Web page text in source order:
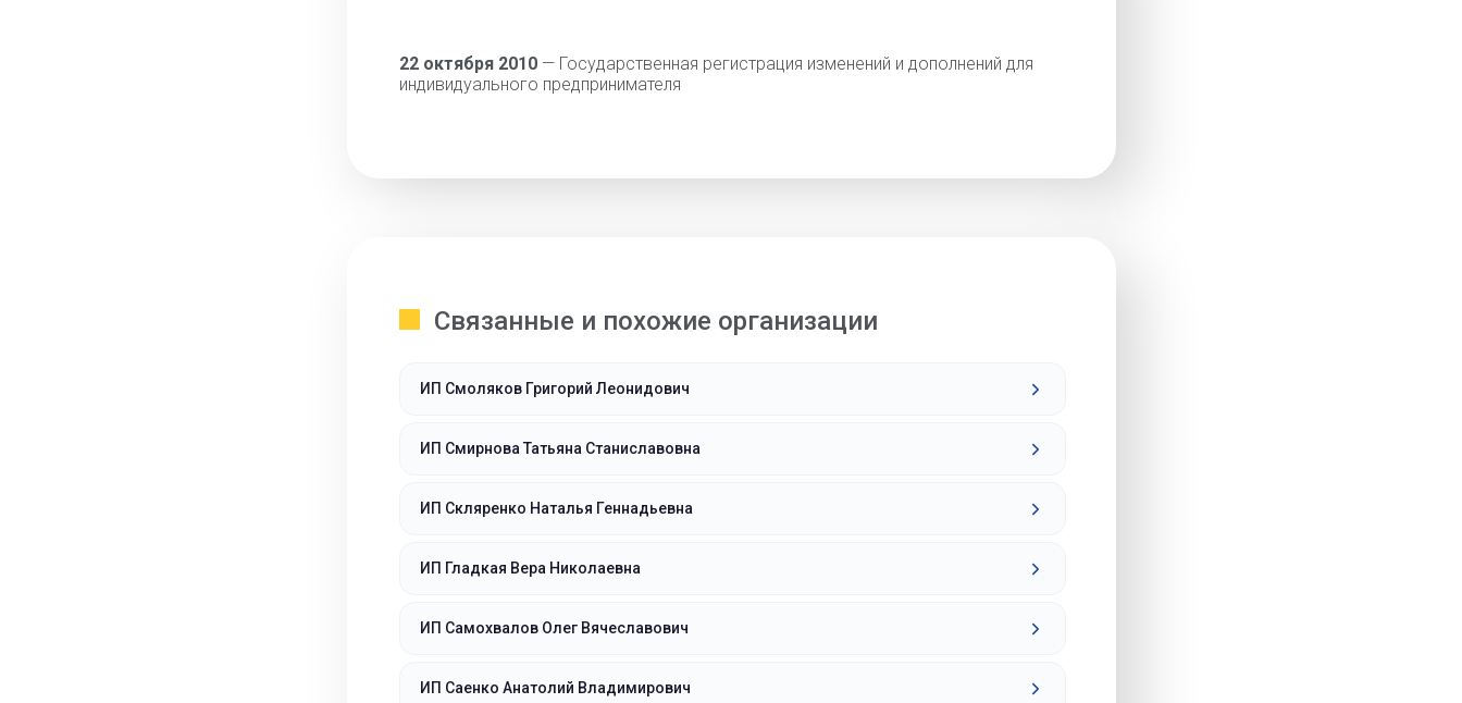
22 октября 2010— Государственная регистрация изменений и дополнений для
индивидуального предпринимателя
Связанные и похожие организации
ИП Смоляков Григорий Леонидович
ИП Смирнова Татьяна Станиславовна
ИП Скляренко Наталья Геннадьевна
ИП Гладкая Вера Николаевна
ИП Самохвалов Олег Вячеславович
ИП Саенко Анатолий Владимирович